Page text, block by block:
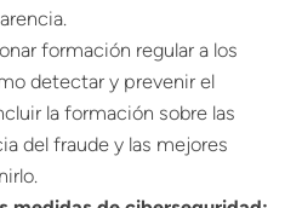
formación regular a los
detectar y prevenir el
la formación sobre las
del fraude y las mejores